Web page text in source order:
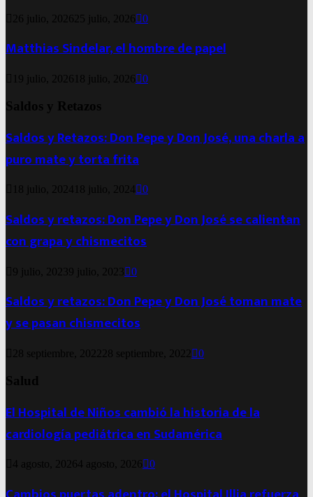
26 julio, 2026 25 julio, 2026 0
Matthias Sindelar, el hombre de papel
19 julio, 2026 18 julio, 2026 0
Saldos y Retazos
Saldos y Retazos: Don Pepe y Don José, una charla a
puro mate y torta frita
18 julio, 2024 18 julio, 2024 0
Saldos y retazos: Don Pepe y Don José se calientan
con grapa y chismecitos
9 julio, 20239 julio, 2023 0
Saldos y retazos: Don Pepe y Don José toman mate
y se pasan chismecitos
28 septiembre, 2022 28 septiembre, 2022 0
Salud
El Hospital de Niños cambió la historia de la
cardiología pediátrica en Sudamérica
4 agosto, 20264 agosto, 2026 0